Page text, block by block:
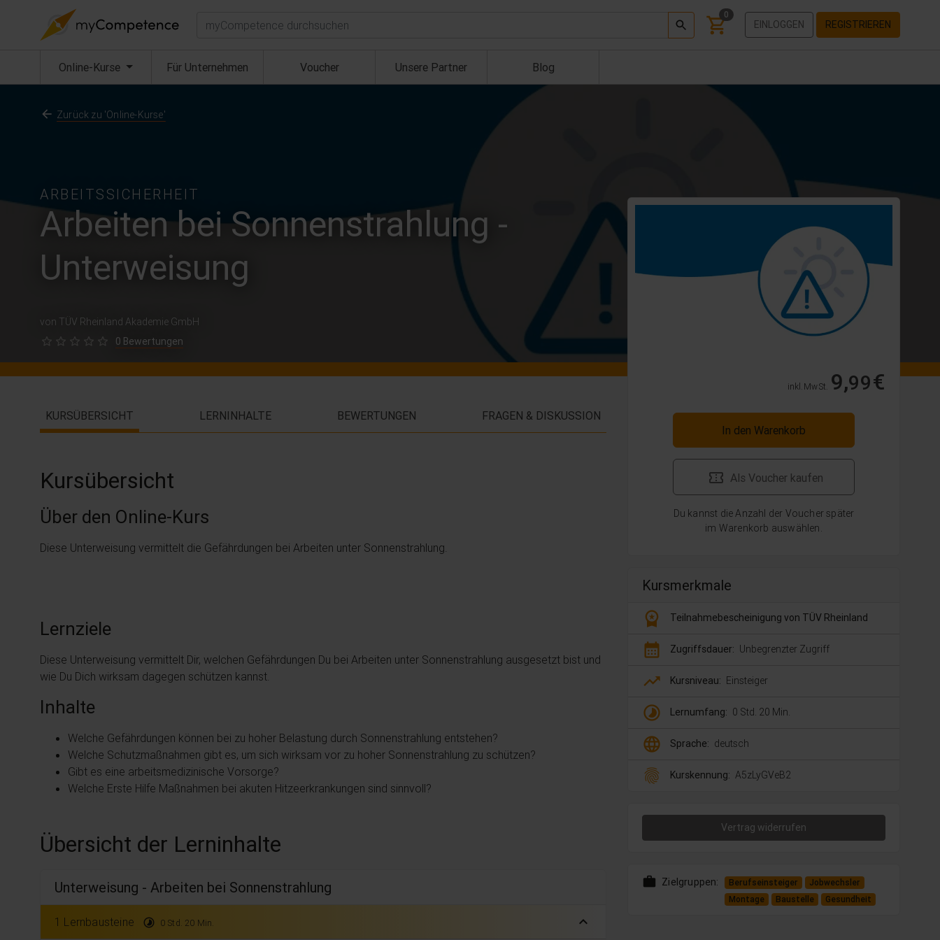
Suchen 0
EINLOGGEN REGISTRIEREN
Online-Kurse (aktuell) Für Unternehmen Voucher Unsere Partner Blog
ARBEITSSICHERHEIT
Arbeiten bei Sonnenstrahlung -
Unterweisung
von TÜV Rheinland Akademie GmbH
0 Bewertungen
Zurück zu 'Online-Kurse'
inkl. MwSt. 9,99€
In den Warenkorb
Als Voucher kaufen
Du kannst die Anzahl der Voucher später
im Warenkorb auswählen.
Kursmerkmale
workspace_premium Teilnahmebescheinigung von TÜV Rheinland
calendar_month Zugriffsdauer: Unbegrenzter Zugriff
trending_up Kursniveau: Einsteiger
timelapse Lernumfang: 0 Std. 20 Min.
language Sprache: deutsch
fingerprint Kurskennung: A5zLyGVeB2
Vertrag widerrufen
work Zielgruppen: Berufseinsteiger
Jobwechsler
Montage
Baustelle Gesundheit
KURSÜBERSICHT LERNINHALTE BEWERTUNGEN FRAGEN & DISKUSSION
Kursübersicht
Über den Online-Kurs
Diese Unterweisung vermittelt die Gefährdungen bei Arbeiten unter Sonnenstrahlung.
Lernziele
Diese Unterweisung vermittelt Dir, welchen Gefährdungen Du bei Arbeiten unter Sonnenstrahlung ausgesetzt bist und
wie Du Dich wirksam dagegen schützen kannst.
Inhalte
Welche Gefährdungen können bei zu hoher Belastung durch Sonnenstrahlung entstehen?
Welche Schutzmaßnahmen gibt es, um sich wirksam vor zu hoher Sonnenstrahlung zu schützen?
Gibt es eine arbeitsmedizinische Vorsorge?
Welche Erste Hilfe Maßnahmen bei akuten Hitzeerkrankungen sind sinnvoll?
Übersicht der Lerninhalte
Unterweisung - Arbeiten bei Sonnenstrahlung
1 Lernbausteine timelapse 0 Std. 20 Min. expand_less